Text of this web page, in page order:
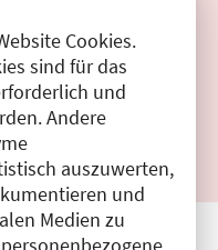
Cookies.
sind für das
und
Andere
auszuwerten,
und
Medien zu
entsprechen